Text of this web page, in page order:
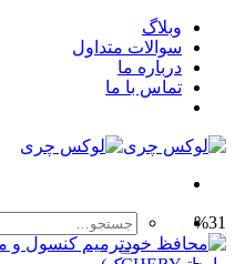
Skip
content
وبلاگ
سوالات متداول
درباره ما
تماس با ما
جستجو
برای:
%31